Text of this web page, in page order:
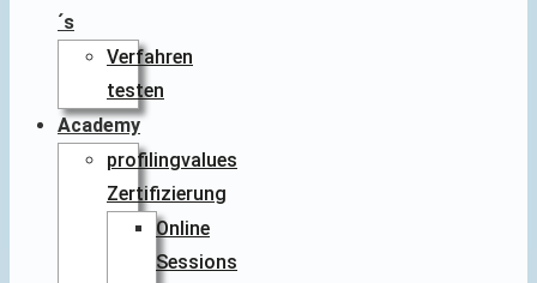
´s
Verfahren
testen
Academy
profilingvalues
Zertifizierung
Online
Sessions